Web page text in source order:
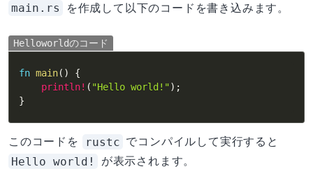
main.rs を作成して以下のコードを書き込みます。
Helloworldのコード
fn main( )
{
println! ( "Hello world!") ;
}
このコードを rustc でコンパイルして実行すると
Hello world! が表示されます。